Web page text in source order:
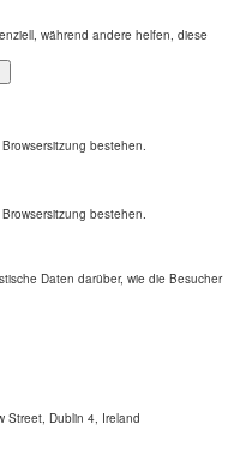
während andere helfen, diese
bestehen.
bestehen.
Daten darüber, wie die Besucher
Street, Dublin 4, Ireland